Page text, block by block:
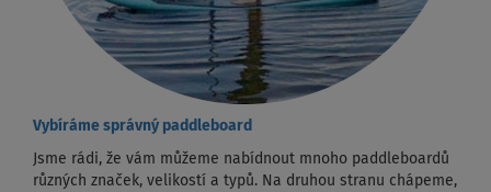
Vybíráme správný paddleboard
Jsme rádi, že vám můžeme nabídnout mnoho paddleboardů
různých značek, velikostí a typů. Na druhou stranu chápeme,